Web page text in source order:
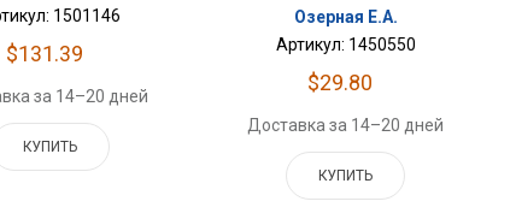
1501146
$131.39
за 14–20 дней
КУПИТЬ
Озерная Е.А.
Артикул: 1450550
$29.80
Доставка за 14–20 дней
КУПИТЬ